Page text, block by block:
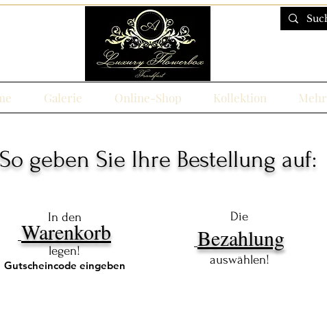
Galerie Online-Shop Kollektion Mehr
geben Sie Ihre Bestellung auf:
In den
Warenkorb
legen!
Gutscheincode eingeben
Die
Bezahlung
auswählen!